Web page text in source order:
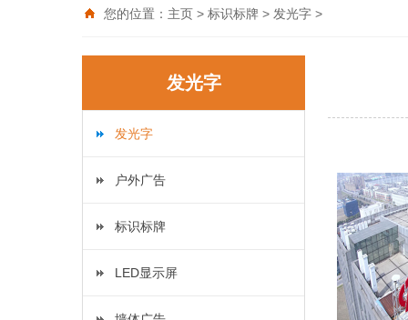
您的位置： 主页 > 标识标牌 > 发光字 >
发光字
发光字
户外广告
标识标牌
LED显示屏